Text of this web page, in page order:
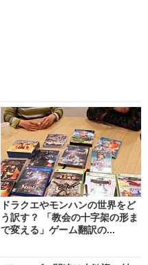
ドラクエやモンハンの世界をど
う訳す？ 「教会の十字架の形ま
で変える」ゲーム翻訳の...